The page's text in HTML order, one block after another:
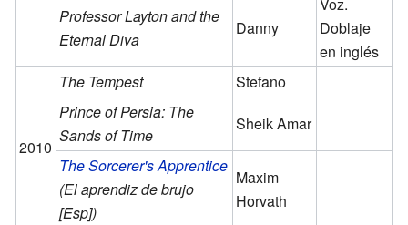
Professor Layton and the
Eternal Diva
Danny
Voz.
Doblaje
en inglés
2010
The Tempest
Stefano
Prince of Persia: The
Sands of Time
Sheik Amar
The Sorcerer's Apprentice
(El aprendiz de brujo
[Esp])
Maxim
Horvath